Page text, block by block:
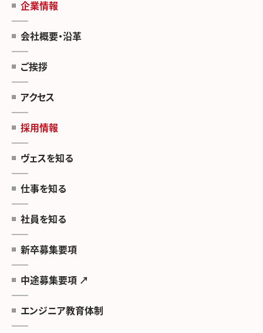
企業情報
会社概要・沿革
ご挨拶
アクセス
採用情報
ヴェスを知る
仕事を知る
社員を知る
新卒募集要項
中途募集要項 ↗
エンジニア教育体制